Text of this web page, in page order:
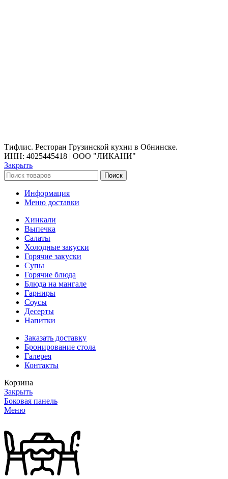
Тифлис. Ресторан Грузинской кухни в Обнинске.
ИНН: 4025445418 | ООО "ЛИКАНИ"
Закрыть
Поиск
Информация
Меню доставки
Хинкали
Выпечка
Салаты
Холодные закуски
Горячие закуски
Супы
Горячие блюда
Блюда на мангале
Гарниры
Соусы
Десерты
Напитки
Заказать доставку
Бронирование стола
Галерея
Контакты
Корзина
Закрыть
Боковая панель
Меню